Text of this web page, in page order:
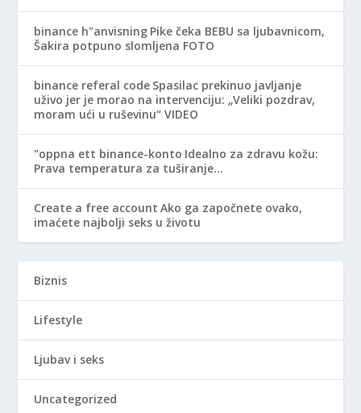
binance h"anvisning Pike čeka BEBU sa ljubavnicom,
Šakira potpuno slomljena FOTO
binance referal code Spasilac prekinuo javljanje
uživo jer je morao na intervenciju: „Veliki pozdrav,
moram ući u ruševinu“ VIDEO
"oppna ett binance-konto Idealno za zdravu kožu:
Prava temperatura za tuširanje…
Create a free account Ako ga započnete ovako,
imaćete najbolji seks u životu
Biznis
Lifestyle
Ljubav i seks
Uncategorized